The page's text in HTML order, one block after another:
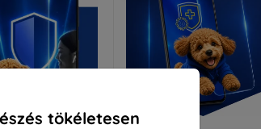
tökéletesen